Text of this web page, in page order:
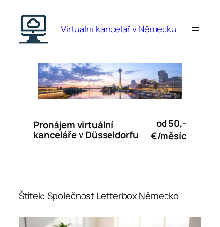
obsah
Virtuální kancelář v Německu
Pronájem virtuální
kanceláře v Düsseldorfu
od 50,-
€/měsíc
Štítek:Společnost Letterbox Německo